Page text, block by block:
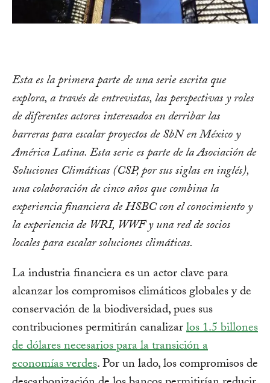
Esta es la primera parte de una serie escrita que
explora, a través de entrevistas, las perspectivas y roles
de diferentes actores interesados en derribar las
barreras para escalar proyectos de SbN en México y
América Latina. Esta serie es parte de la Asociación de
Soluciones Climáticas (CSP, por sus siglas en inglés),
una colaboración de cinco años que combina la
experiencia financiera de HSBC con el conocimiento y
la experiencia de WRI, WWF y una red de socios
locales para escalar soluciones climáticas.
La industria financiera es un actor clave para
alcanzar los compromisos climáticos globales y de
conservación de la biodiversidad, pues sus
contribuciones permitirán canalizarlos 1.5 billones
de dólares necesarios para la transición a
economías verdes. Por un lado, los compromisos de